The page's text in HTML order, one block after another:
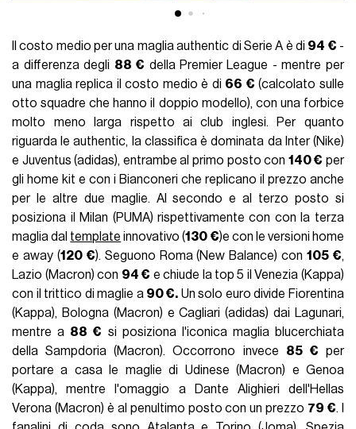
Il costo medio per una maglia authentic di Serie A è di 94 € -
a differenza degli 88 € della Premier League - mentre per
una maglia replica il costo medio è di 66 € (calcolato sulle
otto squadre che hanno il doppio modello), con una forbice
molto meno larga rispetto ai club inglesi. Per quanto
riguarda le authentic, la classifica è dominata da Inter (Nike)
e Juventus (adidas), entrambe al primo posto con 140 € per
gli home kit e con i Bianconeri che replicano il prezzo anche
per le altre due maglie. Al secondo e al terzo posto si
posiziona il Milan (PUMA) rispettivamente con con la terza
maglia dal template innovativo (130 €)e con le versioni home
e away (120 €). Seguono Roma (New Balance) con105 €,
Lazio (Macron) con 94 € e chiude la top 5 il Venezia (Kappa)
con il trittico di maglie a 90 €. Un solo euro divide Fiorentina
(Kappa), Bologna (Macron) e Cagliari (adidas) dai Lagunari,
mentre a 88 € si posiziona l'iconica maglia blucerchiata
della Sampdoria (Macron). Occorrono invece 85 € per
portare a casa le maglie di Udinese (Macron) e Genoa
(Kappa), mentre l'omaggio a Dante Alighieri dell'Hellas
Verona (Macron) è al penultimo posto con un prezzo 79 €. I